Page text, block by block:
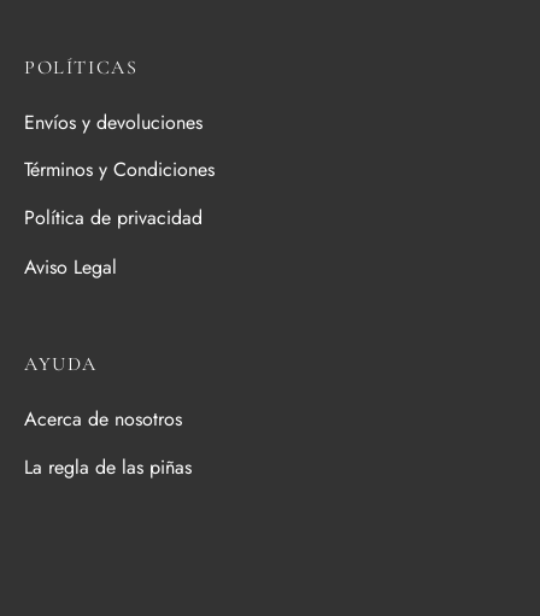
POLÍTICAS
Envíos y devoluciones
Términos y Condiciones
Política de privacidad
Aviso Legal
AYUDA
Acerca de nosotros
La regla de las piñas